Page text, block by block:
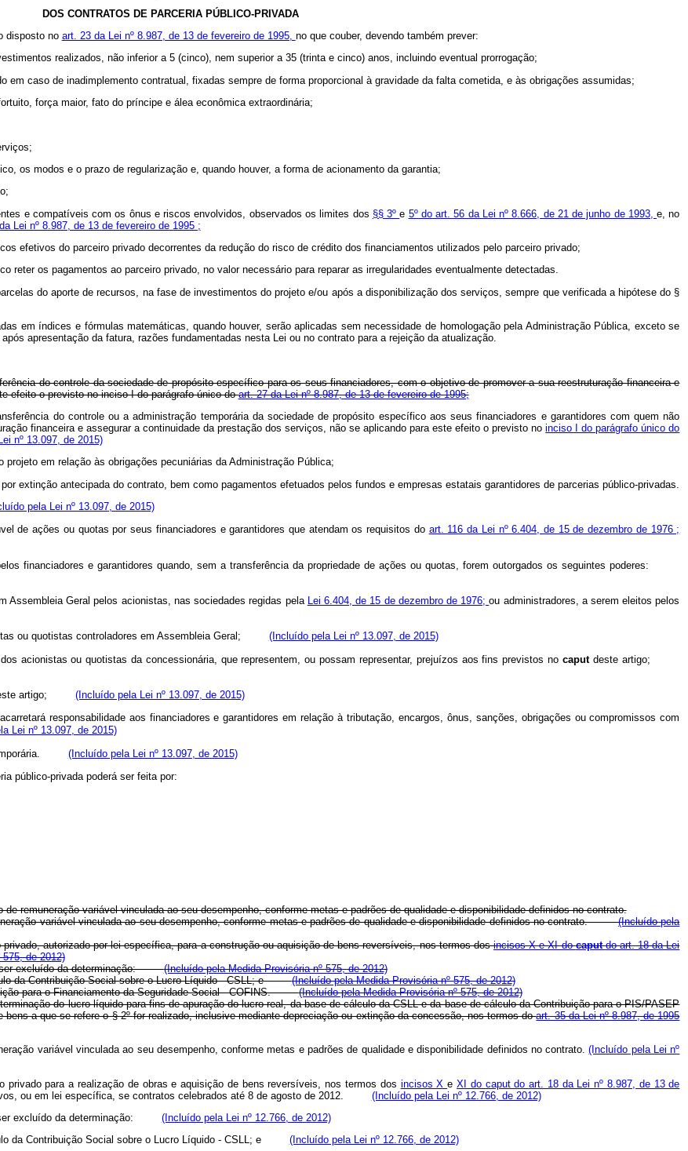
DOS CONTRATOS DE PARCERIA PÚBLICO-PRIVADA
disposto no art. 23 da Lei nº 8.987, de 13 de fevereiro de 1995, no que couber, devendo também prever:
realizados, não inferior a 5 (cinco), nem superior a 35 (trinta e cinco) anos, incluindo eventual prorrogação;
em caso de inadimplemento contratual, fixadas sempre de forma proporcional à gravidade da falta cometida, e às obrigações assumidas;
força maior, fato do príncipe e álea econômica extraordinária;
os modos e o prazo de regularização e, quando houver, a forma de acionamento da garantia;
e compatíveis com os ônus e riscos envolvidos, observados os limites dos §§ 3ºe 5º do art. 56 da Lei nº 8.666, de 21 de junho de 1993,e, no
Lei nº 8.987, de 13 de fevereiro de 1995 ;
efetivos do parceiro privado decorrentes da redução do risco de crédito dos financiamentos utilizados pelo parceiro privado;
reter os pagamentos ao parceiro privado, no valor necessário para reparar as irregularidades eventualmente detectadas.
do aporte de recursos, na fase de investimentos do projeto e/ou após a disponibilização dos serviços, sempre que verificada a hipótese do §
em índices e fórmulas matemáticas, quando houver, serão aplicadas sem necessidade de homologação pela Administração Pública, exceto se
apresentação da fatura, razões fundamentadas nesta Lei ou no contrato para a rejeição da atualização.
do controle da sociedade de propósito específico para os seus financiadores, com o objetivo de promover a sua reestruturação financeira e
efeito o previsto no inciso I do parágrafo único doart. 27 da Lei nº 8.987, de 13 de fevereiro de 1995;
do controle ou a administração temporária da sociedade de propósito específico aos seus financiadores e garantidores com quem não
financeira e assegurar a continuidade da prestação dos serviços, não se aplicando para este efeito o previsto noinciso I do parágrafo único do
nº 13.097, de 2015)
em relação às obrigações pecuniárias da Administração Pública;
extinção antecipada do contrato, bem como pagamentos efetuados pelos fundos e empresas estatais garantidores de parcerias público-privadas.
pela Lei nº 13.097, de 2015)
de ações ou quotas por seus financiadores e garantidores que atendam os requisitos do art. 116 da Lei nº 6.404, de 15 de dezembro de 1976 ;
financiadores e garantidores quando, sem a transferência da propriedade de ações ou quotas, forem outorgados os seguintes poderes:
Assembleia Geral pelos acionistas, nas sociedades regidas pela Lei 6.404, de 15 de dezembro de 1976;ou administradores, a serem eleitos pelos
ou quotistas controladores em Assembleia Geral; (Incluído pela Lei nº 13.097, de 2015)
acionistas ou quotistas da concessionária, que representem, ou possam representar, prejuízos aos fins previstos no caput deste artigo;
artigo; (Incluído pela Lei nº 13.097, de 2015)
responsabilidade aos financiadores e garantidores em relação à tributação, encargos, ônus, sanções, obrigações ou compromissos com
Lei nº 13.097, de 2015)
temporária. (Incluído pela Lei nº 13.097, de 2015)
público-privada poderá ser feita por:
remuneração variável vinculada ao seu desempenho, conforme metas e padrões de qualidade e disponibilidade definidos no contrato.
variável vinculada ao seu desempenho, conforme metas e padrões de qualidade e disponibilidade definidos no contrato.(Incluído pela
autorizado por lei específica, para a construção ou aquisição de bens reversíveis, nos termos dosincisos X e XI docaputdo art. 18 da Lei
de 2012)
ser excluído da determinação:(Incluído pela Medida Provisória nº 575, de 2012)
da Contribuição Social sobre o Lucro Líquido - CSLL; e(Incluído pela Medida Provisória nº 575, de 2012)
para o Financiamento da Seguridade Social - COFINS.(Incluído pela Medida Provisória nº 575, de 2012)
do lucro líquido para fins de apuração do lucro real, da base de cálculo da CSLL e da base de cálculo da Contribuição para o PIS/PASEP
bens a que se refere o § 2ºfor realizado, inclusive mediante depreciação ou extinção da concessão, nos termos doart. 35 da Lei nº8.987, de 1995
variável vinculada ao seu desempenho, conforme metas e padrões de qualidade e disponibilidade definidos no contrato.(Incluído pela Lei nº
privado para a realização de obras e aquisição de bens reversíveis, nos termos dos incisos Xe XI do caput doart. 18 da Lei nº 8.987, de 13 de
ou em lei específica, se contratos celebrados até 8 de agosto de 2012.
(Incluído pela Lei nº 12.766, de 2012)
ser excluído da determinação: (Incluído pela Lei nº 12.766, de 2012)
da Contribuição Social sobre o Lucro Líquido - CSLL; e (Incluído pela Lei nº 12.766, de 2012)